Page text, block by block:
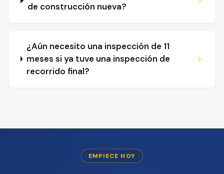
de construcción nueva?
¿Aún necesito una inspección de 11
meses si ya tuve una inspección de
recorrido final?
EMPIECE HOY